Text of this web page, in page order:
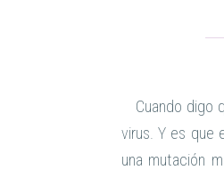
Cuando digo
virus. Y es que
una mutación